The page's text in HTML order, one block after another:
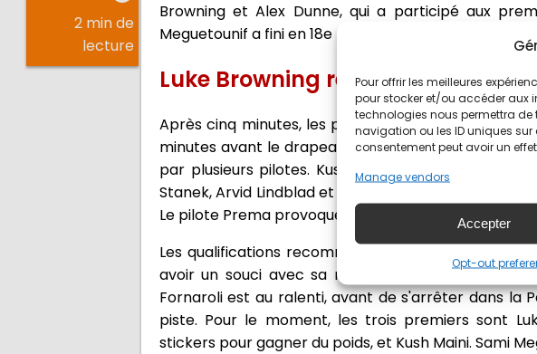
Pour offrir les meilleures
pour stocker et/ou accéder aux
technologies nous permettra de
navigation ou les ID uniques sur
consentement peut avoir un
Manage vendors
Accepter
Opt-out
2 min de
lecture
Browning et Alex Dunne, qui a participé aux
Meguetounif a fini en 18e position.
Luke Browning réalise la pole
Après cinq minutes, les premiers pilotes entrent
minutes avant le drapeau à damier. Alex Dunne
par plusieurs pilotes. Kush Maini est le premier
Stanek, Arvid Lindblad et Joshua Dürksen suivent.
Le pilote Prema provoque le drapeau rouge. Cian
Les qualifications recommencent à 16h17. Il reste
avoir un souci avec sa monoplace. Luke
Fornaroli est au ralenti, avant de s'arrêter dans la
piste. Pour le moment, les trois premiers sont
stickers pour gagner du poids, et Kush Maini. Sami